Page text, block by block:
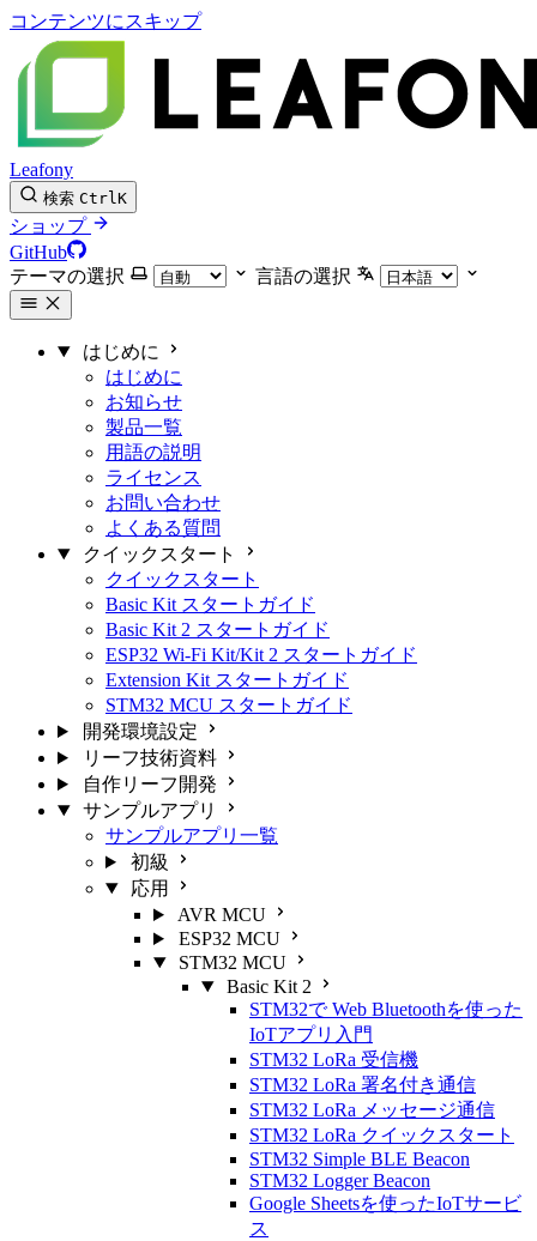
コンテンツにスキップ
Leafony
検索 CtrlK
ショップ
GitHub
テーマの選択
言語の選択
はじめに
はじめに
お知らせ
製品一覧
用語の説明
ライセンス
お問い合わせ
よくある質問
クイックスタート
クイックスタート
Basic Kit スタートガイド
Basic Kit 2 スタートガイド
ESP32 Wi-Fi Kit/Kit 2 スタートガイド
Extension Kit スタートガイド
STM32 MCU スタートガイド
開発環境設定
リーフ技術資料
自作リーフ開発
サンプルアプリ
サンプルアプリ一覧
初級
応用
AVR MCU
ESP32 MCU
STM32 MCU
Basic Kit 2
STM32で Web Bluetoothを使った
IoTアプリ入門
STM32 LoRa 受信機
STM32 LoRa 署名付き通信
STM32 LoRa メッセージ通信
STM32 LoRa クイックスタート
STM32 Simple BLE Beacon
STM32 Logger Beacon
Google Sheetsを使ったIoTサービ
ス